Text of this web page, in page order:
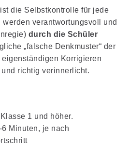
die Selbstkontrolle für jede
verantwortungsvoll und
durch die Schüler
„falsche Denkmuster“ der
Korrigieren
richtig verinnerlicht.
1 und höher.
Minuten, je nach